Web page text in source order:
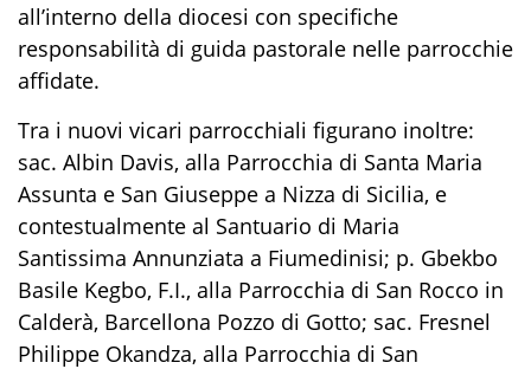
all’interno della diocesi con specifiche
responsabilità di guida pastorale nelle parrocchie
affidate.
Tra i nuovi vicari parrocchiali figurano inoltre:
sac. Albin Davis, alla Parrocchia di Santa Maria
Assunta e San Giuseppe a Nizza di Sicilia, e
contestualmente al Santuario di Maria
Santissima Annunziata a Fiumedinisi; p. Gbekbo
Basile Kegbo, F.I., alla Parrocchia di San Rocco in
Calderà, Barcellona Pozzo di Gotto; sac. Fresnel
Philippe Okandza, alla Parrocchia di San